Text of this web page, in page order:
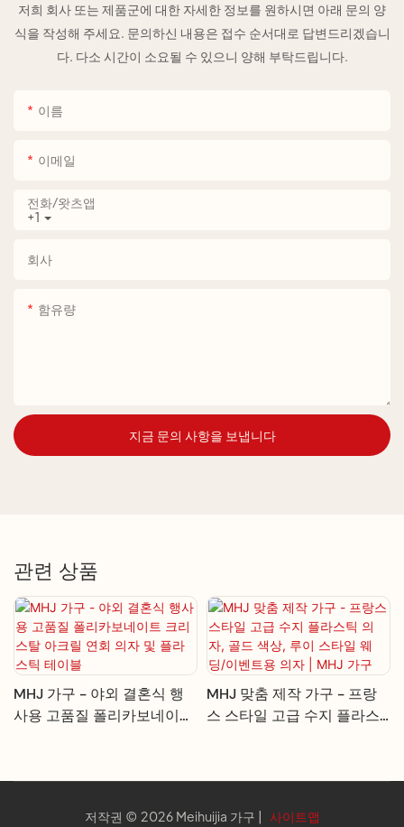
저희 회사 또는 제품군에 대한 자세한 정보를 원하시면 아래 문의 양
식을 작성해 주세요. 문의하신 내용은 접수 순서대로 답변드리겠습니
다. 다소 시간이 소요될 수 있으니 양해 부탁드립니다.
이름
이메일
+1
전화/왓츠앱
회사
함유량
지금 문의 사항을 보냅니다
관련 상품
MHJ 가구 - 야외 결혼식 행
사용 고품질 폴리카보네이트
MHJ 맞춤 제작 가구 - 프랑
스 스타일 고급 수지 플라스
가구
저작권 © 2026 Meihuijia 가구 | 사이트맵